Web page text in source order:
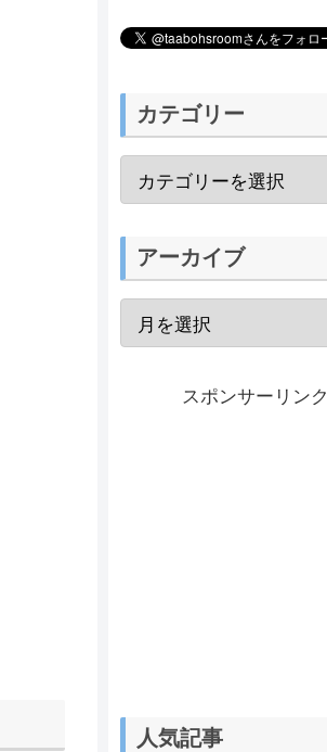
カテゴリー
アーカイブ
スポンサーリンク
人気記事